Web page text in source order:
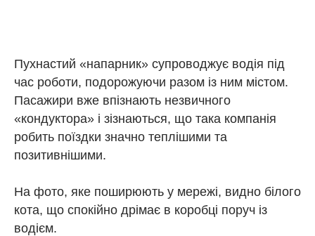
Пухнастий «напарник» супроводжує водія під
час роботи, подорожуючи разом із ним містом.
Пасажири вже впізнають незвичного
«кондуктора» і зізнаються, що така компанія
робить поїздки значно теплішими та
позитивнішими.
На фото, яке поширюють у мережі, видно білого
кота, що спокійно дрімає в коробці поруч із
водієм.